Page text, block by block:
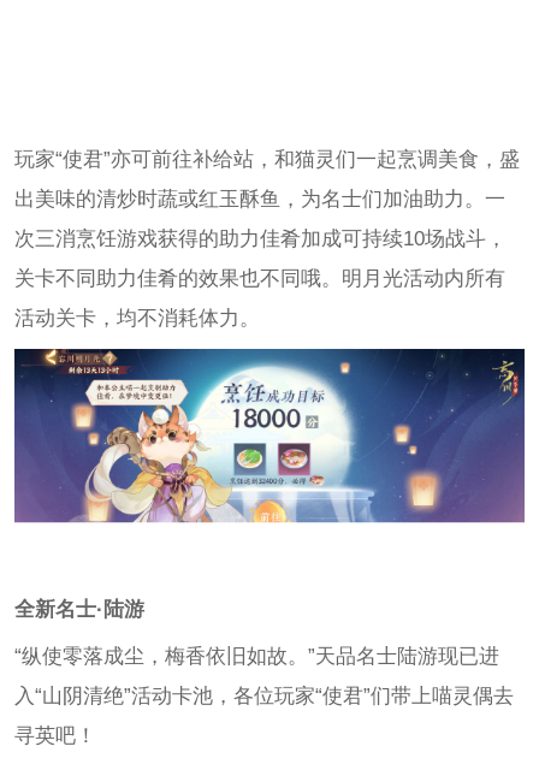
玩家“使君”亦可前往补给站，和猫灵们一起烹调美食，盛
出美味的清炒时蔬或红玉酥鱼，为名士们加油助力。一
次三消烹饪游戏获得的助力佳肴加成可持续10场战斗，
关卡不同助力佳肴的效果也不同哦。明月光活动内所有
活动关卡，均不消耗体力。
全新名士·陆游
“纵使零落成尘，梅香依旧如故。”天品名士陆游现已进
入“山阴清绝”活动卡池，各位玩家“使君”们带上喵灵偶去
寻英吧！